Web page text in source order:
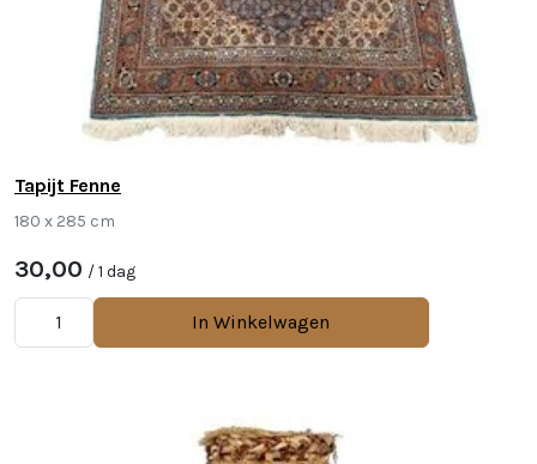
Tapijt Fenne
180 x 285 cm
30,00 / 1 dag
In Winkelwagen